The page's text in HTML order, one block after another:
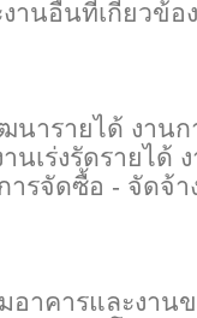
านอื่นที่เกี่ยวข้อ
รายได้ งานกา
เร่งรัดรายได้
รจัดซื้อ - จัดจ้า
าคารและงาน